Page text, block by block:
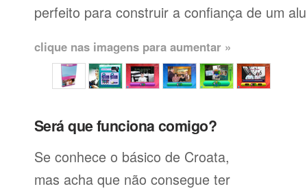
perfeito para construir a confiança de um
clique nas imagens para aumentar »
Será que funciona comigo?
Se conhece o básico de Croata,
mas acha que não consegue ter